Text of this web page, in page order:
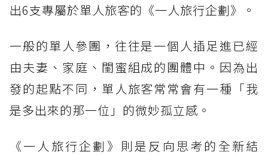
出6支專屬於單人旅客的《一人旅行企劃》。
一般的單人參團，往往是一個人插足進已經
由夫妻、家庭、閨蜜組成的團體中。因為出
發的起點不同，單人旅客常常會有一種「我
是多出來的那一位」的微妙孤立感。
《一人旅行企劃》則是反向思考的全新結